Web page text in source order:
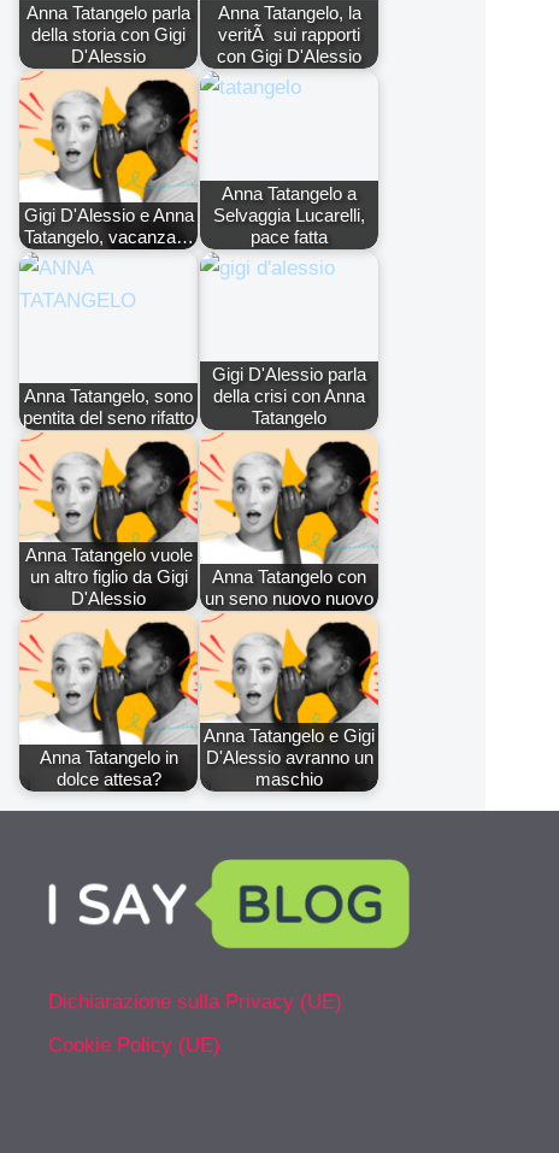
Anna Tatangelo parla
della storia con Gigi
D'Alessio
Anna Tatangelo, la
veritÃ sui rapporti
con Gigi D'Alessio
Gigi D'Alessio e Anna
Tatangelo, vacanza…
Anna Tatangelo a
Selvaggia Lucarelli,
pace fatta
Anna Tatangelo, sono
pentita del seno rifatto
Gigi D'Alessio parla
della crisi con Anna
Tatangelo
Anna Tatangelo vuole
un altro figlio da Gigi
D'Alessio
Anna Tatangelo con
un seno nuovo nuovo
Anna Tatangelo in
dolce attesa?
Anna Tatangelo e Gigi
D'Alessio avranno un
maschio
Dichiarazione sulla Privacy (UE)
Cookie Policy (UE)